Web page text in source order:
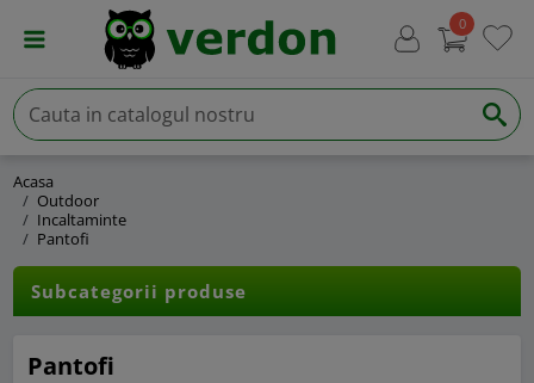
0
Acasa
Outdoor
Incaltaminte
Pantofi
Subcategorii produse
Pantofi